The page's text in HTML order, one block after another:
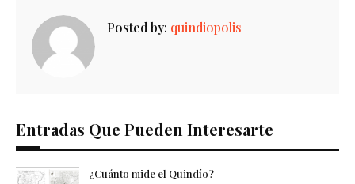
Posted by: quindiopolis
Entradas Que Pueden Interesarte
¿Cuánto mide el Quindío?